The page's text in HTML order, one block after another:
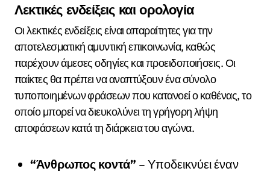
Λεκτικές ενδείξεις και ορολογία
Οι λεκτικές ενδείξεις είναι απαραίτητες για την
αποτελεσματική αμυντική επικοινωνία, καθώς
παρέχουν άμεσες οδηγίες και προειδοποιήσεις. Οι
παίκτες θα πρέπει να αναπτύξουν ένα σύνολο
τυποποιημένων φράσεων που κατανοεί ο καθένας, το
οποίο μπορεί να διευκολύνει τη γρήγορη λήψη
αποφάσεων κατά τη διάρκεια του αγώνα.
“Άνθρωπος κοντά” – Υποδεικνύει έναν